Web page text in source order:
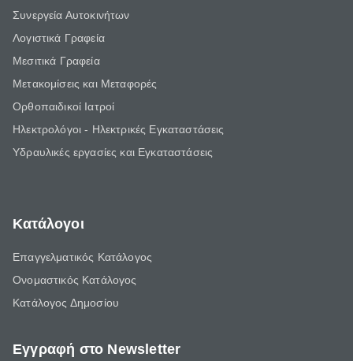
Συνεργεία Αυτοκινήτων
Λογιστικά Γραφεία
Μεσιτικά Γραφεία
Μετακομίσεις και Μεταφορές
Ορθοπαιδικοί Ιατροί
Ηλεκτρολόγοι - Ηλεκτρικές Εγκαταστάσεις
Υδραυλικές εργασίες και Εγκαταστάσεις
Κατάλογοι
Επαγγελματικός Κατάλογος
Ονομαστικός Κατάλογος
Κατάλογος Δημοσίου
Εγγραφή στο Newsletter